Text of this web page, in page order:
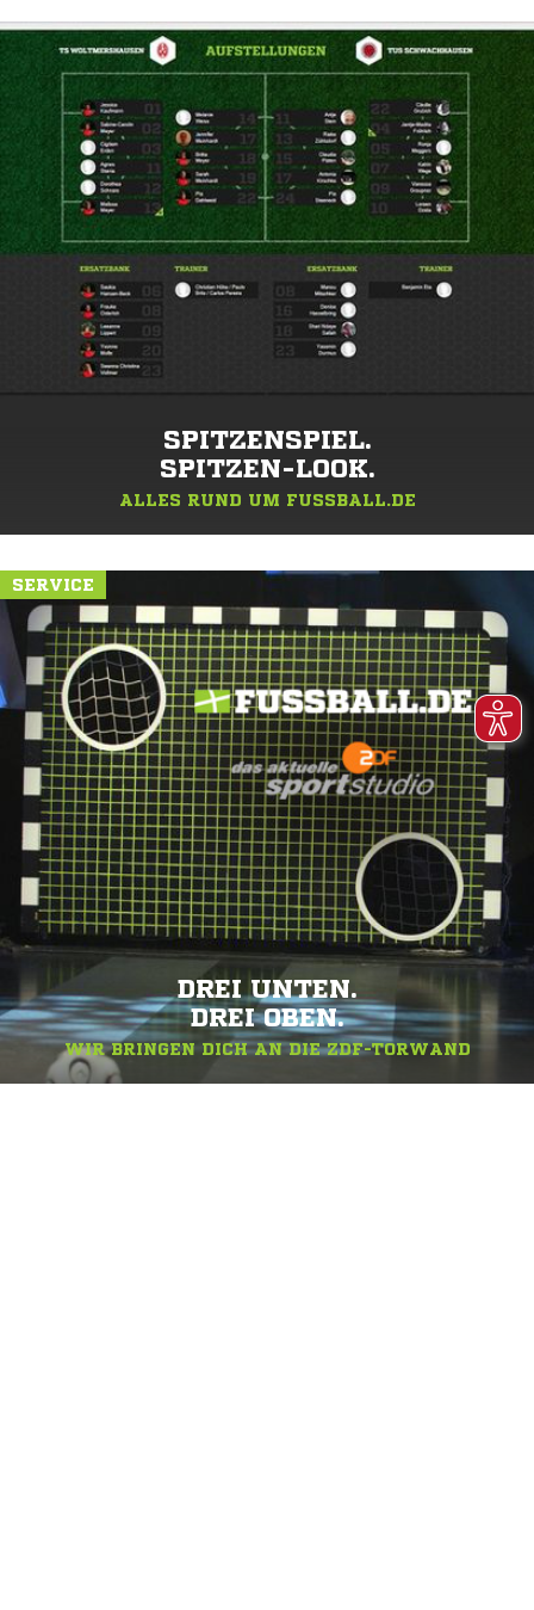
SPITZENSPIEL.
SPITZEN-LOOK.
ALLES RUND UM FUSSBALL.DE
SERVICE
DREI UNTEN.
DREI OBEN.
WIR BRINGEN DICH AN DIE ZDF-TORWAND